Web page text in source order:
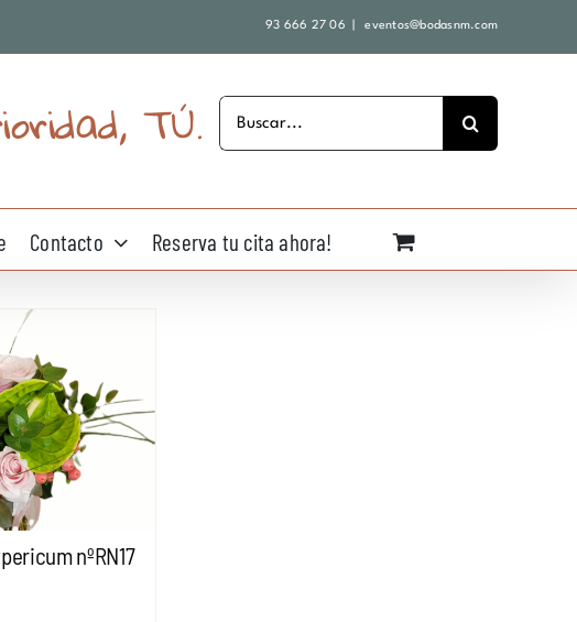
93 666 27 06 eventos@bodasnm.com
TÚ.
Contacto Reserva tu cita ahora!
nºRN17